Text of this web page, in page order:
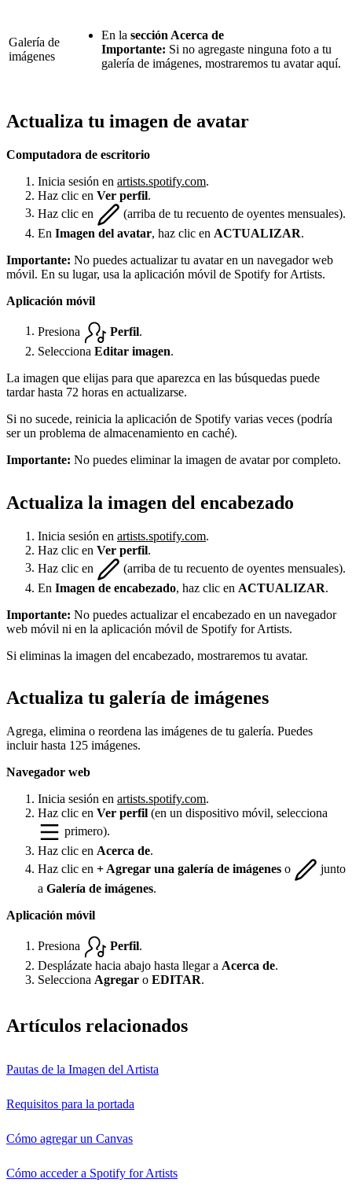
Galería de
imágenes
En la sección Acerca de
Importante: Si no agregaste ninguna foto a tu
galería de imágenes, mostraremos tu avatar aquí.
Actualiza tu imagen de avatar
Computadora de escritorio
Inicia sesión en artists.spotify.com.
Haz clic en Ver perfil.
Haz clic en
(arriba de tu recuento de oyentes mensuales).
En Imagen del avatar, haz clic en ACTUALIZAR.
Importante: No puedes actualizar tu avatar en un navegador web
móvil. En su lugar, usa la aplicación móvil de Spotify for Artists.
Aplicación móvil
Presiona Perfil
Selecciona Editar imagen.
La imagen que elijas para que aparezca en las búsquedas puede
tardar hasta 72 horas en actualizarse.
Si no sucede, reinicia la aplicación de Spotify varias veces (podría
ser un problema de almacenamiento en caché).
Importante: No puedes eliminar la imagen de avatar por completo.
Actualiza la imagen del encabezado
Inicia sesión en artists.spotify.com.
Haz clic en Ver perfil.
Haz clic en
(arriba de tu recuento de oyentes mensuales).
En Imagen de encabezado, haz clic en ACTUALIZAR.
Importante: No puedes actualizar el encabezado en un navegador
web móvil ni en la aplicación móvil de Spotify for Artists.
Si eliminas la imagen del encabezado, mostraremos tu avatar.
Actualiza tu galería de imágenes
Agrega, elimina o reordena las imágenes de tu galería. Puedes
incluir hasta 125 imágenes.
Navegador web
Inicia sesión en artists.spotify.com.
Haz clic en Ver perfil (en un dispositivo móvil, selecciona
primero).
Haz clic en Acerca de.
Haz clic en + Agregar una galería de imágenes o
junto
a Galería de imágenes.
Aplicación móvil
Presiona Perfil.
Desplázate hacia abajo hasta llegar a Acerca de.
Selecciona Agregar o EDITAR.
Artículos relacionados
Pautas de la Imagen del Artista
Requisitos para la portada
Cómo agregar un Canvas
Cómo acceder a Spotify for Artists